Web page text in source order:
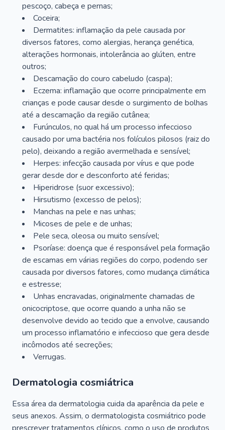
pescoço, cabeça e pernas;
Coceira;
Dermatites: inflamação da pele causada por
diversos fatores, como alergias, herança genética,
alterações hormonais, intolerância ao glúten, entre
outros;
Descamação do couro cabeludo (caspa);
Eczema: inflamação que ocorre principalmente em
crianças e pode causar desde o surgimento de bolhas
até a descamação da região cutânea;
Furúnculos, no qual há um processo infeccioso
causado por uma bactéria nos folículos pilosos (raiz do
pelo), deixando a região avermelhada e sensível;
Herpes: infecção causada por vírus e que pode
gerar desde dor e desconforto até feridas;
Hiperidrose (suor excessivo);
Hirsutismo (excesso de pelos);
Manchas na pele e nas unhas;
Micoses de pele e de unhas;
Pele seca, oleosa ou muito sensível;
Psoríase: doença que é responsável pela formação
de escamas em várias regiões do corpo, podendo ser
causada por diversos fatores, como mudança climática
e estresse;
Unhas encravadas, originalmente chamadas de
onicocriptose, que ocorre quando a unha não se
desenvolve devido ao tecido que a envolve, causando
um processo inflamatório e infeccioso que gera desde
incômodos até secreções;
Verrugas.
Dermatologia cosmiátrica
Essa área da dermatologia cuida da aparência da pele e
seus anexos. Assim, o dermatologista cosmiátrico pode